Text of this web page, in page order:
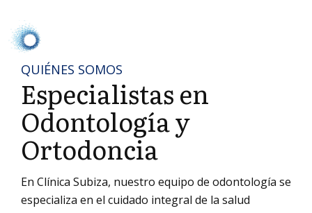
QUIÉNES SOMOS
Especialistas en
Odontología y
Ortodoncia
En Clínica Subiza, nuestro equipo de odontología se
especializa en el cuidado integral de la salud